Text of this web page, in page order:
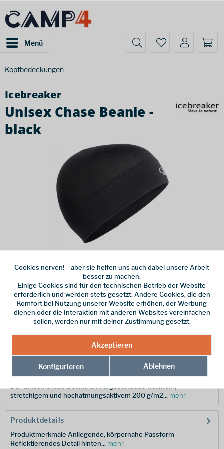
Menü
Kopfbedeckungen
Icebreaker
Unisex Chase Beanie -
black
Dieser Artikel steht derzeit nicht zur Verfügung!
29,95 € *
inkl. MwSt.zzgl. Versandkosten
Merken
100746010OS
Beschreibung
stretchigem und hochatmungsaktivem 200 g/m2... mehr
Produktdetails
Produktmerkmale Anliegende, körpernahe Passform
Reflektierendes Detail hinten... mehr
Cookies nerven! – aber sie helfen uns auch dabei unsere Arbeit
besser zu machen.
Einige Cookies sind für den technischen Betrieb der Website
erforderlich und werden stets gesetzt. Andere Cookies, die den
Komfort bei Nutzung unserer Website erhöhen, der Werbung
dienen oder die Interaktion mit anderen Websites vereinfachen
sollen, werden nur mit deiner Zustimmung gesetzt.
Akzeptieren
Konfigurieren Ablehnen